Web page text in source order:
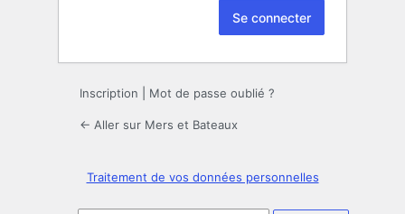
Inscription Mot de passe oublié ?
← Aller sur Mers et Bateaux
Traitement de vos données personnelles